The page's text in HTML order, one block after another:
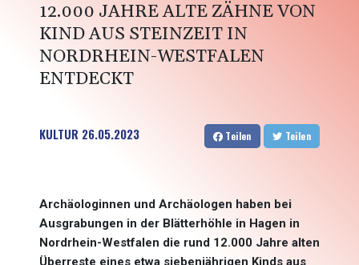
12.000 JAHRE ALTE ZÄHNE VON
KIND AUS STEINZEIT IN
NORDRHEIN-WESTFALEN
ENTDECKT
KULTUR 26.05.2023 Teilen Teilen
Archäologinnen und Archäologen haben bei
Ausgrabungen in der Blätterhöhle in Hagen in
Nordrhein-Westfalen die rund 12.000 Jahre alten
Überreste eines etwa siebenjährigen Kinds aus